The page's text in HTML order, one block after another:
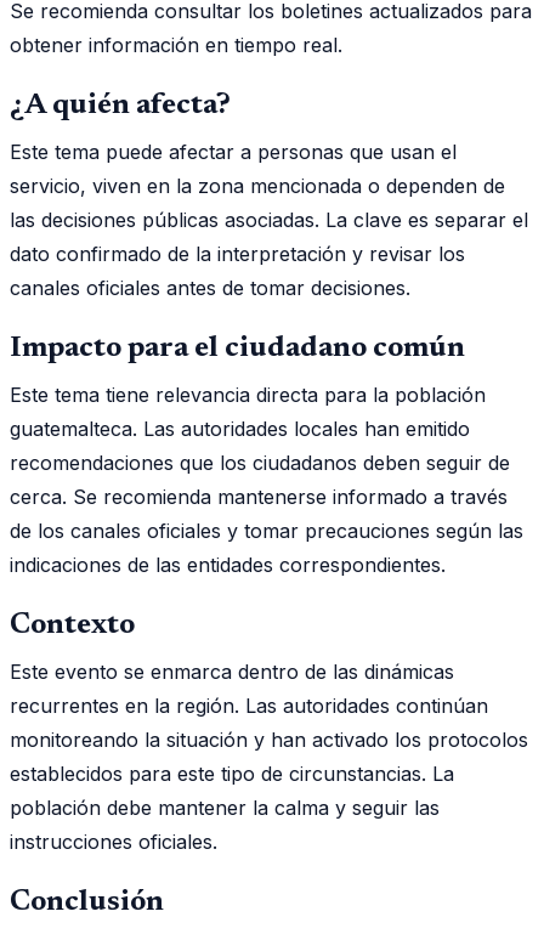
Se recomienda consultar los boletines actualizados para
obtener información en tiempo real.
¿A quién afecta?
Este tema puede afectar a personas que usan el
servicio, viven en la zona mencionada o dependen de
las decisiones públicas asociadas. La clave es separar el
dato confirmado de la interpretación y revisar los
canales oficiales antes de tomar decisiones.
Impacto para el ciudadano común
Este tema tiene relevancia directa para la población
guatemalteca. Las autoridades locales han emitido
recomendaciones que los ciudadanos deben seguir de
cerca. Se recomienda mantenerse informado a través
de los canales oficiales y tomar precauciones según las
indicaciones de las entidades correspondientes.
Contexto
Este evento se enmarca dentro de las dinámicas
recurrentes en la región. Las autoridades continúan
monitoreando la situación y han activado los protocolos
establecidos para este tipo de circunstancias. La
población debe mantener la calma y seguir las
instrucciones oficiales.
Conclusión